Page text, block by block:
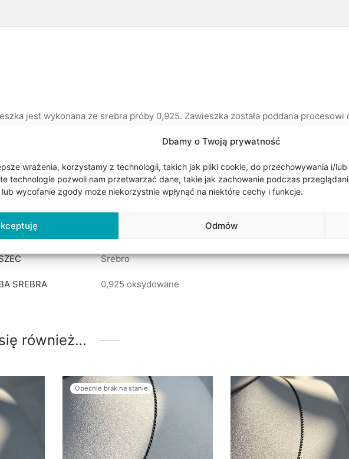
Dbamy o Twoją prywatność
wrażenia, korzystamy z technologii, takich jak pliki cookie, do przechowywania i/
technologie pozwoli nam przetwarzać dane, takie jak zachowanie podczas
wycofanie zgody może niekorzystnie wpłynąć na niektóre cechy i funkcje.
Odmów
jest wykonana ze srebra próby 0,925. Zawieszka została poddana
srebrem czernionym). Zawieszka w kształcie krzyża ma wymiary: długość 2,1
Srebro
SREBRA 0,925 oksydowane
również…
Obecnie brak na stanie